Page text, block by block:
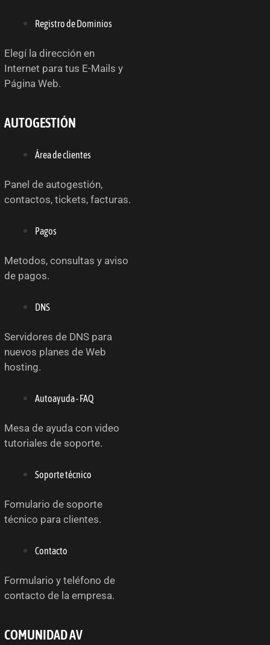
Registro de Dominios
Elegí la dirección en
Internet para tus E-Mails y
Página Web.
AUTOGESTIÓN
Área de clientes
Panel de autogestión,
contactos, tickets, facturas.
Pagos
Metodos, consultas y aviso
de pagos.
DNS
Servidores de DNS para
nuevos planes de Web
hosting.
Autoayuda - FAQ
Mesa de ayuda con video
tutoriales de soporte.
Soporte técnico
Fomulario de soporte
técnico para clientes.
Contacto
Formulario y teléfono de
contacto de la empresa.
COMUNIDAD AV